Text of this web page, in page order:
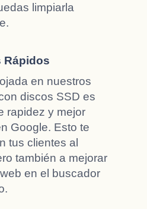
limpiarla
Rápidos
en nuestros
discos SSD es
rapidez y mejor
Google. Esto te
tus clientes al
también a mejorar
en el buscador